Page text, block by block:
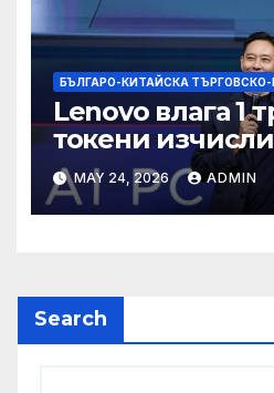
БЪЛГАРО-КИТАЙСКА
Lenovo влага 1
токени
мощност в AI
MAY 24, 2026 ADMIN
Search